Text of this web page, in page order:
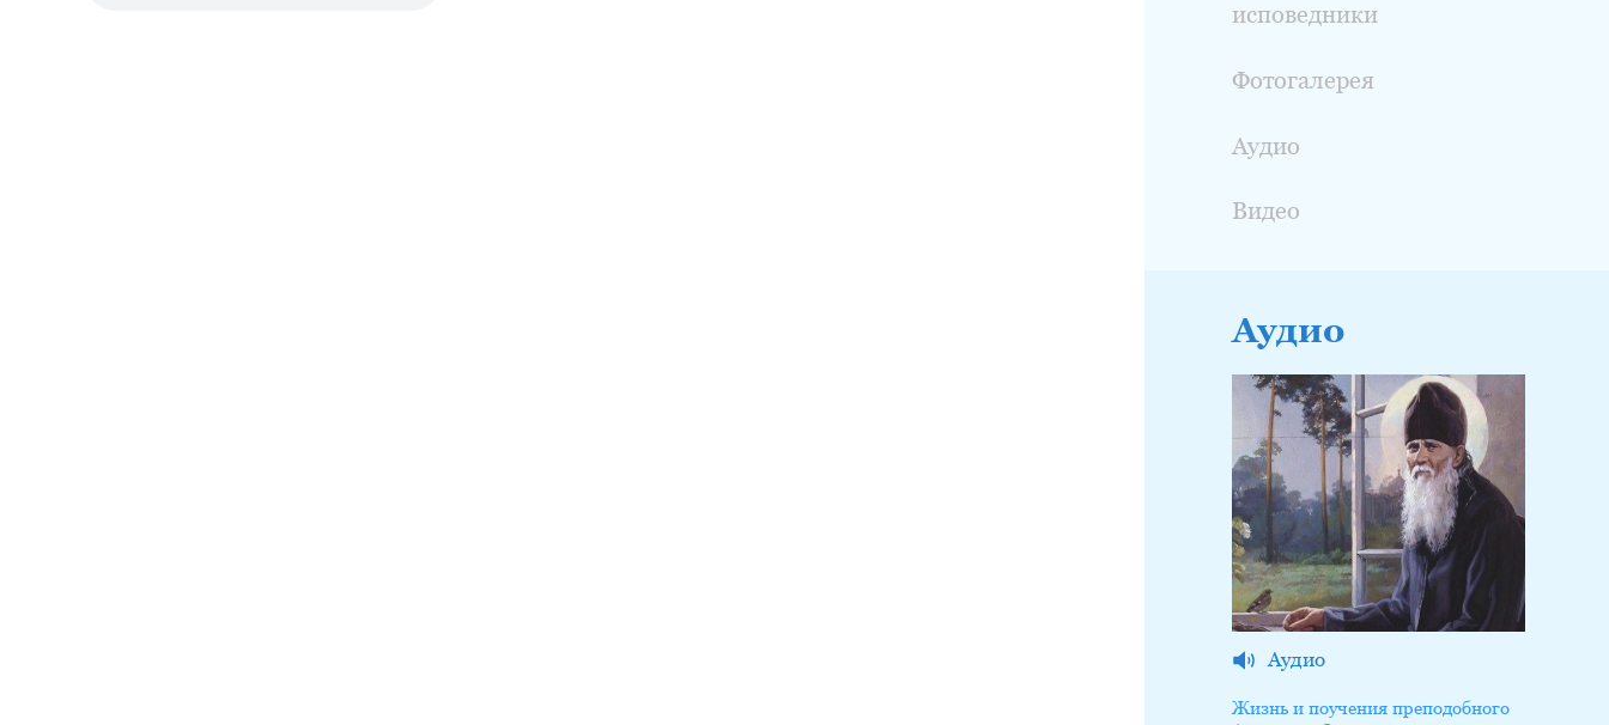
исповедники
Фотогалерея
Аудио
Видео
Аудио
Аудио
Жизнь и поучения преподобного